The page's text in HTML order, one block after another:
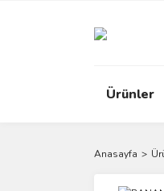
Ürünler
Anasayfa